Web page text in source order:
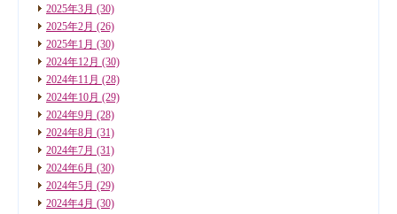
2025年3月 (30)
2025年2月 (26)
2025年1月 (30)
2024年12月 (30)
2024年11月 (28)
2024年10月 (29)
2024年9月 (28)
2024年8月 (31)
2024年7月 (31)
2024年6月 (30)
2024年5月 (29)
2024年4月 (30)